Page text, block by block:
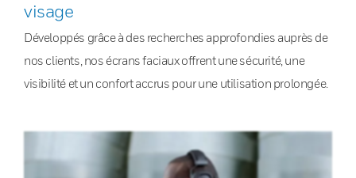
visage
Développés grâce à des recherches approfondies auprès de
nos clients, nos écrans faciaux offrent une sécurité, une
visibilité et un confort accrus pour une utilisation prolongée.